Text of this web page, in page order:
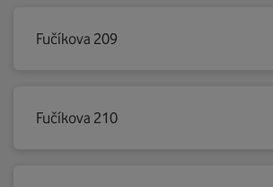
Fučíkova 209
Fučíkova 210